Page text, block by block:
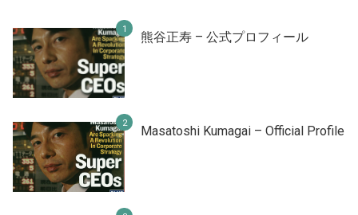
熊谷正寿 – 公式プロフィール
Masatoshi Kumagai – Official Profile